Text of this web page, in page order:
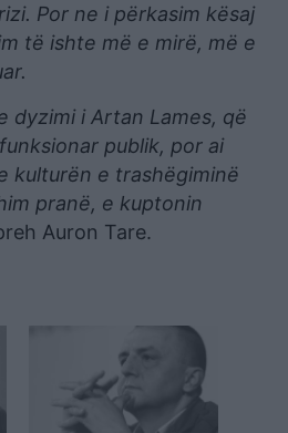
Por ne i përkasim kësaj
të ishte më e mirë, më e
dyzimi i Artan Lames, që
publik, por ai
kulturën e trashëgiminë
pranë, e kuptonin
Auron Tare.